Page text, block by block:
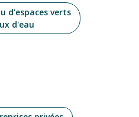
d'espaces verts
d'eau